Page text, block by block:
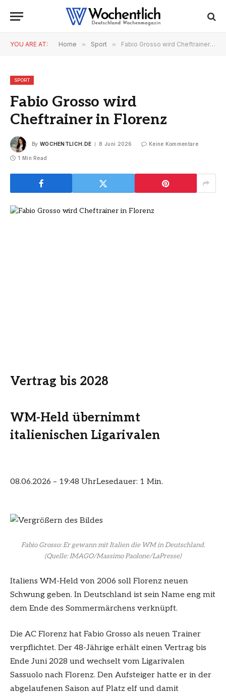
YOU ARE AT: Home » Sport » Fabio Grosso wird Cheftrainer in Florenz
SPORT
Fabio Grosso wird
Cheftrainer in Florenz
By WOCHENTLICH.DE 8 Juni 2026 Keine Kommentare
1 Min Read
Vertrag bis 2028
WM-Held übernimmt
italienischen Ligarivalen
08.06.2026 – 19:48 UhrLesedauer: 1 Min.
Fabio Grosso: Er gewann mit Italien die WM in Deutschland.
(Quelle: IMAGO/Massimo Paolone/LaPresse)
Italiens WM-Held von 2006 soll Florenz neuen
Schwung geben. In Deutschland ist sein Name eng mit
dem Ende des Sommermärchens verknüpft.
Die AC Florenz hat Fabio Grosso als neuen Trainer
verpflichtet. Der 48-Jährige erhält einen Vertrag bis
Ende Juni 2028 und wechselt vom Ligarivalen
Sassuolo nach Florenz. Den Aufsteiger hatte er in der
abgelaufenen Saison auf Platz elf und damit